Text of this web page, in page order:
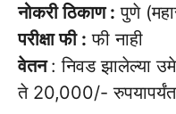
नोकरी ठिकाण : पुणे
परीक्षा फी : फी नाही
वेतन: निवड झालेल्या
ते 20,000/-